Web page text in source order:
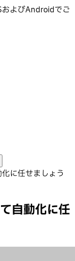
よびAndroidでご
に任せましょう
自動化に任